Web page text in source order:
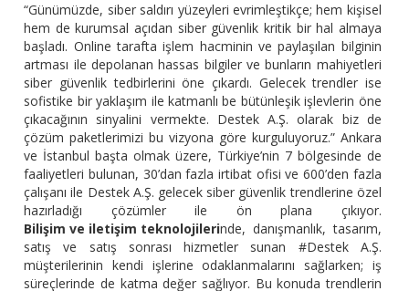
“Günümüzde, siber saldırı yüzeyleri evrimleştikçe; hem kişisel
hem de kurumsal açıdan siber güvenlik kritik bir hal almaya
başladı. Online tarafta işlem hacminin ve paylaşılan bilginin
artması ile depolanan hassas bilgiler ve bunların mahiyetleri
siber güvenlik tedbirlerini öne çıkardı. Gelecek trendler ise
sofistike bir yaklaşım ile katmanlı be bütünleşik işlevlerin öne
çıkacağının sinyalini vermekte. Destek A.Ş. olarak biz de
çözüm paketlerimizi bu vizyona göre kurguluyoruz.” Ankara
ve İstanbul başta olmak üzere, Türkiye’nin 7 bölgesinde de
faaliyetleri bulunan, 30’dan fazla irtibat ofisi ve 600’den fazla
çalışanı ile Destek A.Ş. gelecek siber güvenlik trendlerine özel
hazırladığı çözümler ile ön plana çıkıyor.
Bilişim ve iletişim teknolojilerinde, danışmanlık, tasarım,
satış ve satış sonrası hizmetler sunan #Destek A.Ş.
müşterilerinin kendi işlerine odaklanmalarını sağlarken; iş
süreçlerinde de katma değer sağlıyor. Bu konuda trendlerin